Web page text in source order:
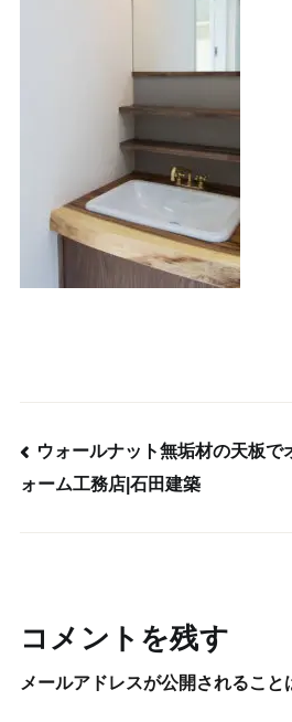
ナ
ビ
ウォールナット無垢材の天板
ォーム工務店|石田建築
コメントを残す
メールアドレスが公開されること